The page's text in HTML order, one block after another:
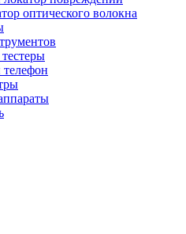
оптического волокна